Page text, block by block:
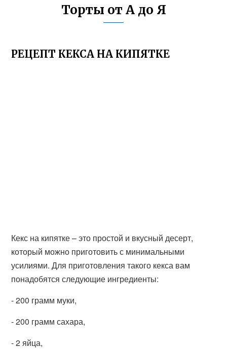
Торты от А до Я
РЕЦЕПТ КЕКСА НА КИПЯТКЕ
Кекс на кипятке – это простой и вкусный десерт,
который можно приготовить с минимальными
усилиями. Для приготовления такого кекса вам
понадобятся следующие ингредиенты:
- 200 грамм муки,
- 200 грамм сахара,
- 2 яйца,